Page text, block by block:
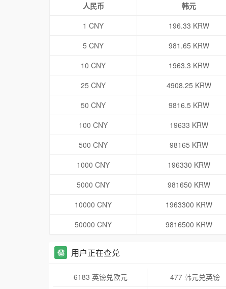
人民币 韩元
1 CNY
196.33 KRW
5 CNY
981.65 KRW
10 CNY
1963.3 KRW
25 CNY
4908.25 KRW
50 CNY
9816.5 KRW
100 CNY
19633 KRW
500 CNY
98165 KRW
1000 CNY
196330 KRW
5000 CNY
981650 KRW
10000 CNY
1963300 KRW
50000 CNY
9816500 KRW
用户正在查兑
6183 英镑兑欧元 477 韩元兑英镑